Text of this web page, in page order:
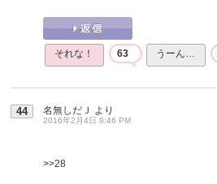
それな！ 63 うーん…
44 名無しだＪ より
2016年2月4日 8:46 PM
>>28